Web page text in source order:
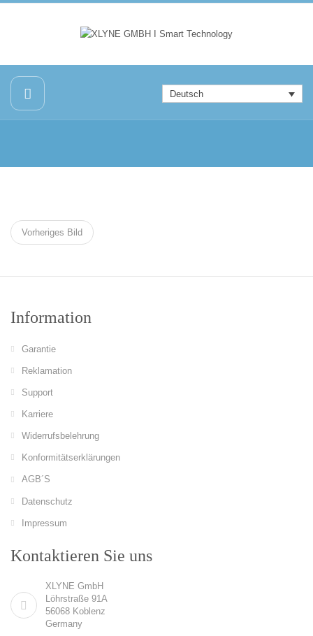
Deutsch
Vorheriges Bild
Information
Garantie
Reklamation
Support
Karriere
Widerrufsbelehrung
Konformitätserklärungen
AGB´S
Datenschutz
Impressum
Kontaktieren Sie uns
XLYNE GmbH
Löhrstraße 91A
56068 Koblenz
Germany